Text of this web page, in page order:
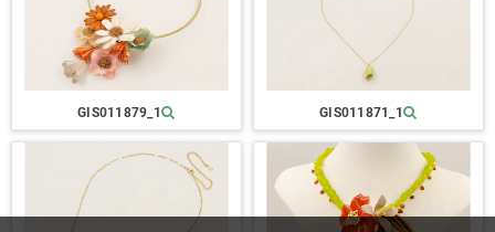
GIS011879_1 GIS011871_1